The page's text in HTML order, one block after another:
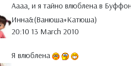
Аааа, и я тайно влюблена в
Инна&(Ванюша+Катюша)
20:10 13 March 2010
Я влюблена